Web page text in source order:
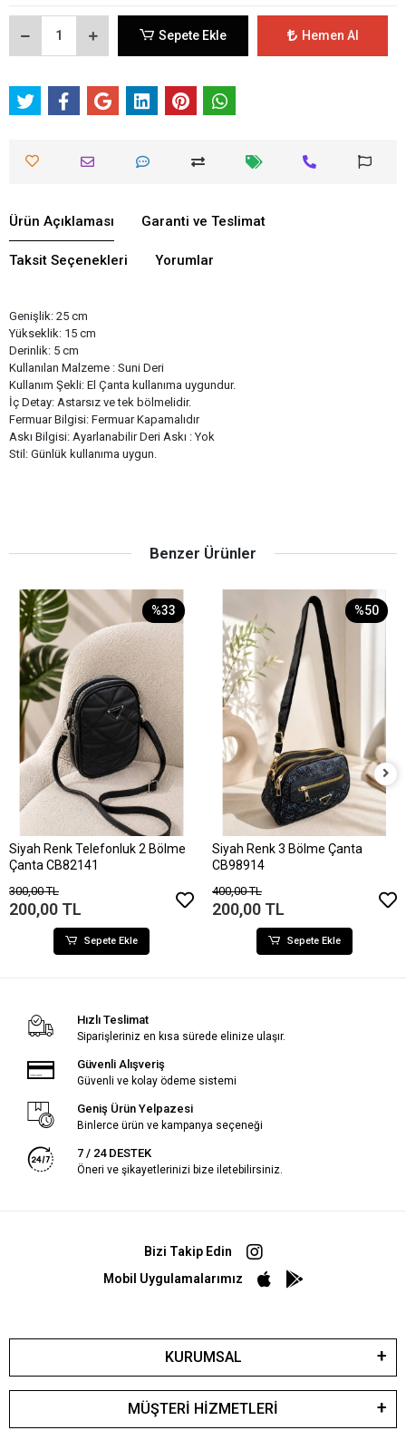
Sepete Ekle Hemen Al
Ürün Açıklaması Garanti ve Teslimat
Taksit Seçenekleri Yorumlar
Genişlik: 25 cm
Yükseklik: 15 cm
Derinlik: 5 cm
Kullanılan Malzeme : Suni Deri
Kullanım Şekli: El Çanta kullanıma uygundur.
İç Detay: Astarsız ve tek bölmelidir.
Fermuar Bilgisi: Fermuar Kapamalıdır
Askı Bilgisi: Ayarlanabilir Deri Askı : Yok
Stil: Günlük kullanıma uygun.
Benzer Ürünler
%33
Siyah Renk Telefonluk 2 Bölme
Çanta CB82141
300,00 TL
200,00 TL
Sepete Ekle
%50
Siyah Renk 3 Bölme Çanta
CB98914
400,00 TL
200,00 TL
Sepete Ekle
Hızlı Teslimat
Siparişleriniz en kısa sürede elinize ulaşır.
Güvenli Alışveriş
Güvenli ve kolay ödeme sistemi
Geniş Ürün Yelpazesi
Binlerce ürün ve kampanya seçeneği
7 / 24 DESTEK
Öneri ve şikayetlerinizi bize iletebilirsiniz.
Bizi Takip Edin
Mobil Uygulamalarımız
KURUMSAL
MÜŞTERİ HİZMETLERİ